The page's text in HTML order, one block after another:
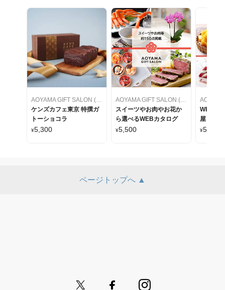
AOYAMA GIFT SALON (アオヤマギフトサロン)
ケンズカフェ東京 特撰ガ
トーショコラ
¥5,300
AOYAMA GIFT SALON (アオヤマギフトサロン)
スイーツやお肉やお花か
ら選べるWEBカタログ
¥5,500
WEBカ
屋 ケー
をセレク
¥5,500
ページトップへ ▲